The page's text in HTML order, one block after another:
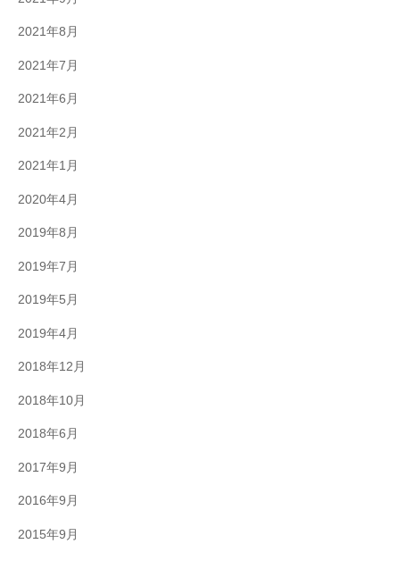
2021年8月
2021年7月
2021年6月
2021年2月
2021年1月
2020年4月
2019年8月
2019年7月
2019年5月
2019年4月
2018年12月
2018年10月
2018年6月
2017年9月
2016年9月
2015年9月